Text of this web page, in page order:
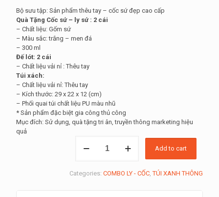
Bộ sưu tập: Sản phẩm thêu tay – cốc sứ đẹp cao cấp
Quà Tặng Cốc sứ – ly sứ : 2 cái
– Chất liệu: Gốm sứ
– Màu sắc: trắng – men đá
– 300 ml
Đế lót: 2 cái
– Chất liệu vải nỉ : Thêu tay
Túi xách:
– Chất liệu vải nỉ: Thêu tay
– Kích thước: 29 x 22 x 12 (cm)
– Phối quai túi chất liệu PU màu nhũ
* Sản phẩm đặc biệt gia công thủ công
Mục đích: Sử dụng, quà tặng tri ân, truyền thông marketing hiệu
quả
tặng
Add to cart
Categories: COMBO LY - CỐC,TÚI XANH THÔNG